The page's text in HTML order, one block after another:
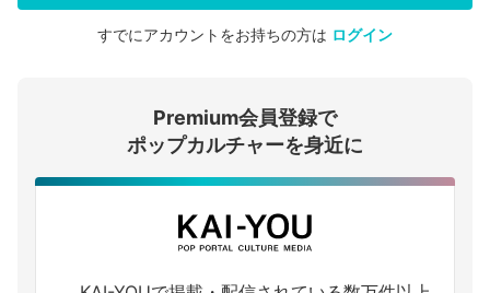
会員登録する
ログインする
すでにアカウントをお持ちの方は ログイン
Premium会員登録で
ポップカルチャーを身近に